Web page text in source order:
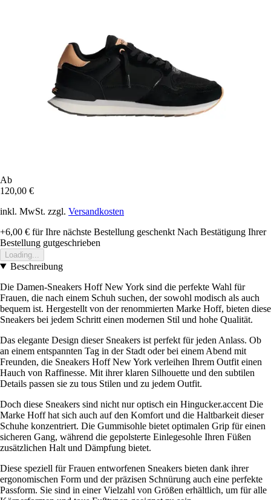
Ab
120,00 €
inkl. MwSt. zzgl. Versandkosten
+6,00 € für Ihre nächste Bestellung geschenkt Nach Bestätigung Ihrer
Bestellung gutgeschrieben
Loading...
Beschreibung
Die Damen-Sneakers Hoff New York sind die perfekte Wahl für
Frauen, die nach einem Schuh suchen, der sowohl modisch als auch
bequem ist. Hergestellt von der renommierten Marke Hoff, bieten diese
Sneakers bei jedem Schritt einen modernen Stil und hohe Qualität.
Das elegante Design dieser Sneakers ist perfekt für jeden Anlass. Ob
an einem entspannten Tag in der Stadt oder bei einem Abend mit
Freunden, die Sneakers Hoff New York verleihen Ihrem Outfit einen
Hauch von Raffinesse. Mit ihrer klaren Silhouette und den subtilen
Details passen sie zu tous Stilen und zu jedem Outfit.
Doch diese Sneakers sind nicht nur optisch ein Hingucker.accent Die
Marke Hoff hat sich auch auf den Komfort und die Haltbarkeit dieser
Schuhe konzentriert. Die Gummisohle bietet optimalen Grip für einen
sicheren Gang, während die gepolsterte Einlegesohle Ihren Füßen
zusätzlichen Halt und Dämpfung bietet.
Diese speziell für Frauen entworfenen Sneakers bieten dank ihrer
ergonomischen Form und der präzisen Schnürung auch eine perfekte
Passform. Sie sind in einer Vielzahl von Größen erhältlich, um für alle